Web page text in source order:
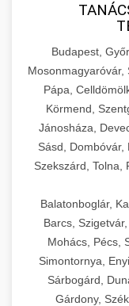
Budapest,
Mosonmagyaróvár,
Pápa,
Körmend,
Jánosháza,
Sásd, Dombóvár,
Szekszárd, Tolna,
Balatonboglár,
Barcs,
Mohács, Pécs,
Simontornya,
Sárbogárd,
Gárdony,